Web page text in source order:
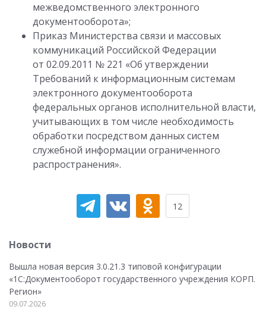
межведомственного электронного
документооборота»;
Приказ Министерства связи и массовых
коммуникаций Российской Федерации
от 02.09.2011 № 221 «Об утверждении
Требований к информационным системам
электронного документооборота
федеральных органов исполнительной власти,
учитывающих в том числе необходимость
обработки посредством данных систем
служебной информации ограниченного
распространения».
12
Новости
Вышла новая версия 3.0.21.3 типовой конфигурации
«1С:Документооборот государственного учреждения КОРП.
Регион»
09.07.2026